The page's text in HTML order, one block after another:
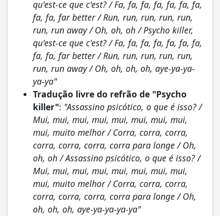
qu'est-ce que c'est? / Fa, fa, fa, fa, fa, fa, fa,
fa, fa, far better / Run, run, run, run, run,
run, run away / Oh, oh, oh / Psycho killer,
qu'est-ce que c'est? / Fa, fa, fa, fa, fa, fa, fa,
fa, fa, far better / Run, run, run, run, run,
run, run away / Oh, oh, oh, oh, aye-ya-ya-
ya-ya"
Tradução livre do refrão de "Psycho
killer": "Assassino psicótico, o que é isso? /
Mui, mui, mui, mui, mui, mui, mui, mui,
mui, muito melhor / Corra, corra, corra,
corra, corra, corra, corra para longe / Oh,
oh, oh / Assassino psicótico, o que é isso? /
Mui, mui, mui, mui, mui, mui, mui, mui,
mui, muito melhor / Corra, corra, corra,
corra, corra, corra, corra para longe / Oh,
oh, oh, oh, aye-ya-ya-ya-ya"